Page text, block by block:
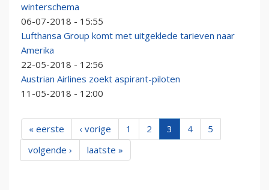
winterschema
06-07-2018 - 15:55
Lufthansa Group komt met uitgeklede tarieven naar
Amerika
22-05-2018 - 12:56
Austrian Airlines zoekt aspirant-piloten
11-05-2018 - 12:00
« eerste ‹ vorige 1 2 3 4
5
volgende ›
laatste »